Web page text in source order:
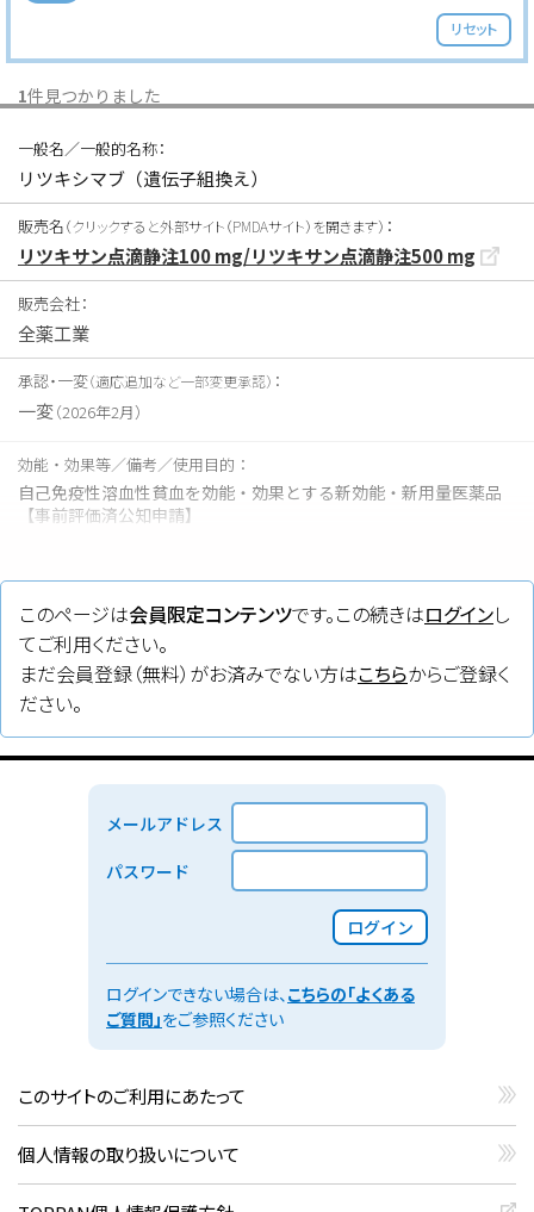
リセット
1件見つかりました
一般名／一般的名称：
リツキシマブ（遺伝子組換え）
販売名（クリックすると外部サイト（PMDAサイト）を開きます） ：
リツキサン点滴静注100 mg/リツキサン点滴静注500 mg
販売会社：
全薬工業
承認・一変（適応追加など一部変更承認） ：
一変（2026年2月）
効能・効果等／備考／使用目的：
自己免疫性溶血性貧血を効能・効果とする新効能・新用量医薬品
【事前評価済公知申請】
このページは会員限定コンテンツです。この続きはログインし
てご利用ください。
まだ会員登録（無料）がお済みでない方はこちらからご登録く
ださい。
メールアドレス
パスワード
ログイン
ログインできない場合は、こちらの「よくある
ご質問」をご参照ください
このサイトのご利用にあたって
個人情報の取り扱いについて